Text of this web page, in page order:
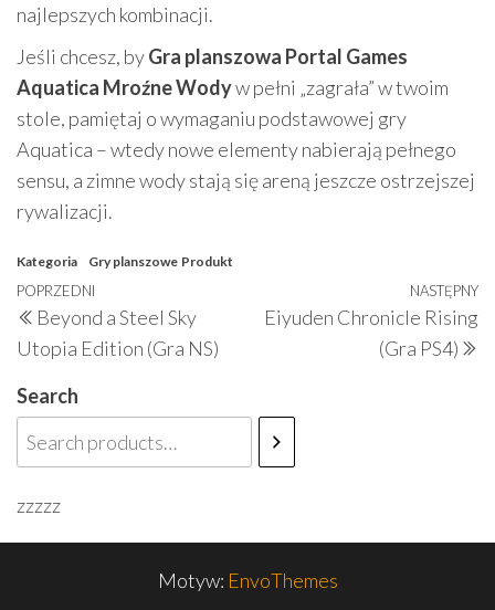
najlepszych kombinacji.
Jeśli chcesz, byGra planszowa Portal Games
Aquatica Mroźne Wodyw pełni „zagrała” w twoim
stole, pamiętaj o wymaganiu podstawowej gry
Aquatica – wtedy nowe elementy nabierają pełnego
sensu, a zimne wody stają się areną jeszcze ostrzejszej
rywalizacji.
Kategoria Gry planszowe Produkt
Nawigacja
wpisu
Poprzedni
wpis
POPRZEDNI
Beyond a Steel Sky
Utopia Edition (Gra NS)
NASTĘPNY
Eiyuden Chronicle Rising
(Gra PS4)
Search
zzzzz
Motyw: EnvoThemes